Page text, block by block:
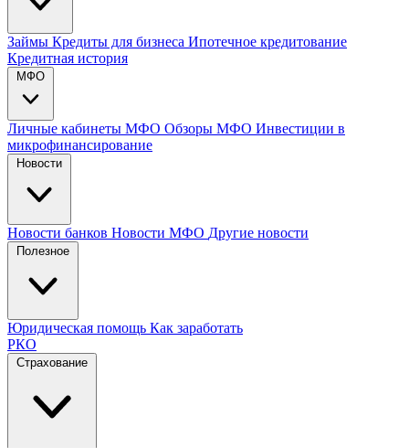
Займы Кредиты для бизнеса Ипотечное кредитование
Кредитная история
МФО
Личные кабинеты МФО Обзоры МФО Инвестиции в
микрофинансирование
Новости
Новости банков Новости МФО Другие новости
Полезное
Юридическая помощь Как заработать
РКО
Страхование